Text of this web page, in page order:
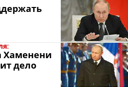
Хаменени
дело